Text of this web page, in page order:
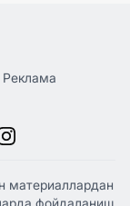
Реклама
материаллардан
фойдаланиш